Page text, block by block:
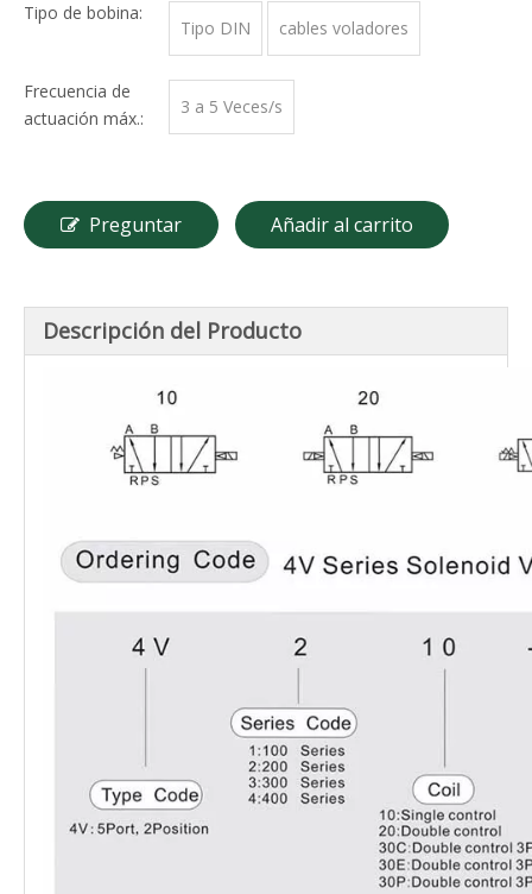
Tipo de bobina:
Tipo DIN cables voladores
Frecuencia de
actuación máx.:
3 a 5 Veces/s
Preguntar Añadir al carrito
Descripción del Producto